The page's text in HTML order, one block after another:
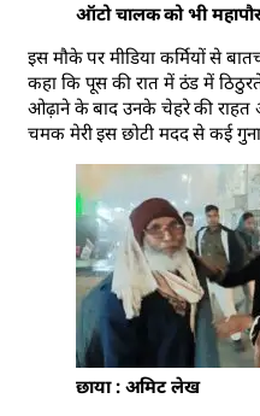
ऑटो चालक को भी
इस मौके पर मीडिया कर्मियों से
कहा कि पूस की रात में ठंड में
ओढ़ाने के बाद उनके चेहरे की
चमक मेरी इस छोटी मदद से कई
छाया : अमिट लेख